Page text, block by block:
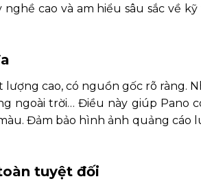
cao và am hiểu sâu sắc về
cao, có nguồn gốc rõ ràng.
ngoài trời… Điều này giúp Pano
Đảm bảo hình ảnh quảng cáo
tuyệt đối